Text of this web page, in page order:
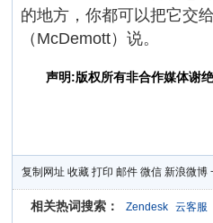
的地方，你都可以把它交
（McDemott）说。
声明:版权所有非合作媒体谢
复制网址 收藏 打印 邮件 微信 新浪微博
相关热词搜索： Zendesk 云客服